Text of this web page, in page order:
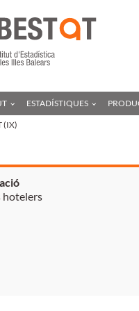
ESTADÍSTIQUES
(IX)
hotelers